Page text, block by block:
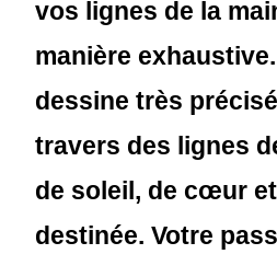
vos lignes de la
manière
dessine très
travers des lignes
de soleil, de cœur
destinée. Votre